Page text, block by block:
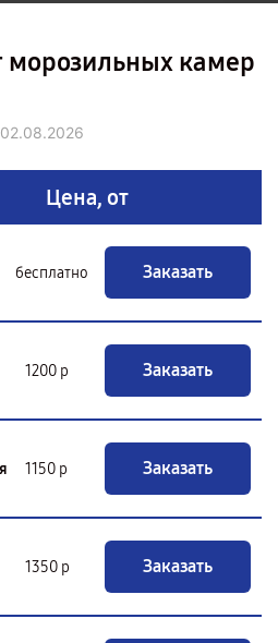
камер
02.08.2026
Цена, от
бесплатно Заказать
1200 р Заказать
1150 р Заказать
1350 р Заказать